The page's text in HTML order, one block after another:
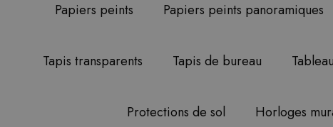
Papiers peints Papiers peints panoramiques
Tapis transparents Tapis de bureau
Protections de sol Horloges